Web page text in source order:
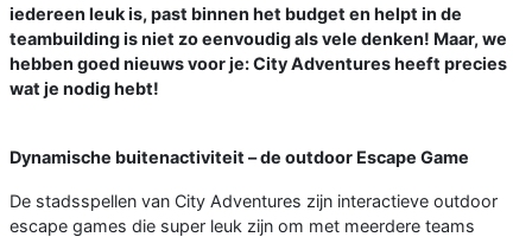
iedereen leuk is, past binnen het budget en helpt in de
teambuilding is niet zo eenvoudig als vele denken! Maar, we
hebben goed nieuws voor je: City Adventures heeft precies
wat je nodig hebt!
Dynamische buitenactiviteit – de outdoor Escape Game
De stadsspellen van City Adventures zijn interactieve outdoor
escape games die super leuk zijn om met meerdere teams